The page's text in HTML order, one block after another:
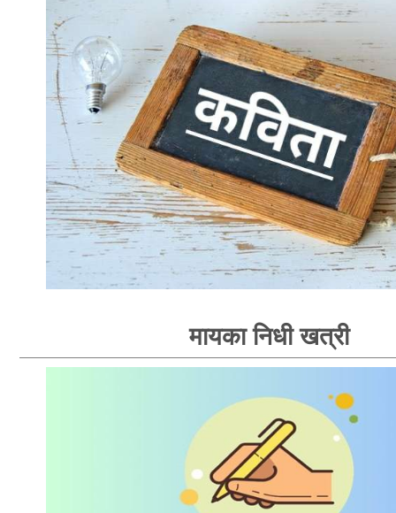
मायका निधी खत्री